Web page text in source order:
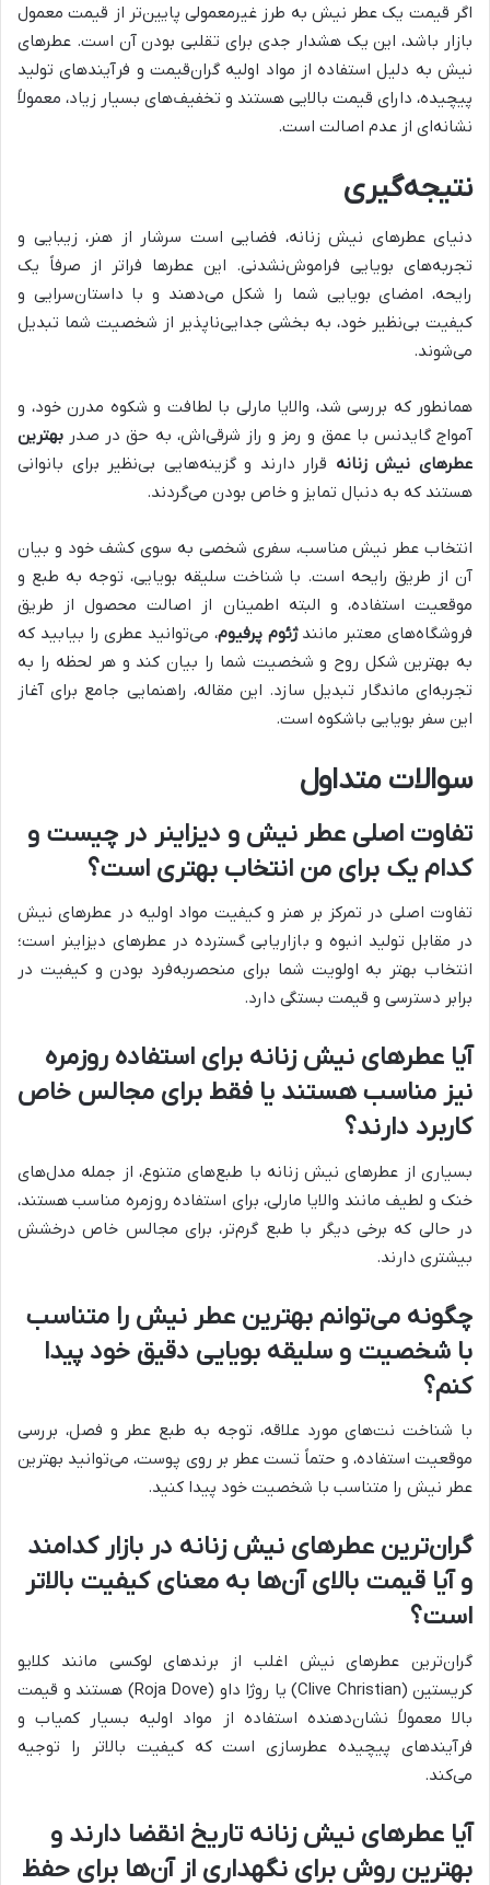
اگر قیمت یک عطر نیش به طرز غیرمعمولی پایین‌تر از قیمت معمول
بازار باشد، این یک هشدار جدی برای تقلبی بودن آن است. عطرهای
نیش به دلیل استفاده از مواد اولیه گران‌قیمت و فرآیندهای تولید
پیچیده، دارای قیمت بالایی هستند و تخفیف‌های بسیار زیاد، معمولاً
نشانه‌ای از عدم اصالت است.
نتیجه‌گیری
دنیای عطرهای نیش زنانه، فضایی است سرشار از هنر، زیبایی و
تجربه‌های بویایی فراموش‌نشدنی. این عطرها فراتر از صرفاً یک
رایحه، امضای بویایی شما را شکل می‌دهند و با داستان‌سرایی و
کیفیت بی‌نظیر خود، به بخشی جدایی‌ناپذیر از شخصیت شما تبدیل
می‌شوند.
همانطور که بررسی شد، والایا مارلی با لطافت و شکوه مدرن خود، و
آمواج گایدنس با عمق و رمز و راز شرقی‌اش، به حق در صدر بهترین
عطرهای نیش زنانه قرار دارند و گزینه‌هایی بی‌نظیر برای بانوانی
هستند که به دنبال تمایز و خاص بودن می‌گردند.
انتخاب عطر نیش مناسب، سفری شخصی به سوی کشف خود و بیان
آن از طریق رایحه است. با شناخت سلیقه بویایی، توجه به طبع و
موقعیت استفاده، و البته اطمینان از اصالت محصول از طریق
فروشگاه‌های معتبر مانندژئوم پرفیوم، می‌توانید عطری را بیابید که
به بهترین شکل روح و شخصیت شما را بیان کند و هر لحظه را به
تجربه‌ای ماندگار تبدیل سازد. این مقاله، راهنمایی جامع برای آغاز
این سفر بویایی باشکوه است.
سوالات متداول
تفاوت اصلی عطر نیش و دیزاینر در چیست و
کدام یک برای من انتخاب بهتری است؟
تفاوت اصلی در تمرکز بر هنر و کیفیت مواد اولیه در عطرهای نیش
در مقابل تولید انبوه و بازاریابی گسترده در عطرهای دیزاینر است؛
انتخاب بهتر به اولویت شما برای منحصر‌به‌فرد بودن و کیفیت در
برابر دسترسی و قیمت بستگی دارد.
آیا عطرهای نیش زنانه برای استفاده روزمره
نیز مناسب هستند یا فقط برای مجالس خاص
کاربرد دارند؟
بسیاری از عطرهای نیش زنانه با طبع‌های متنوع، از جمله مدل‌های
خنک و لطیف مانند والایا مارلی، برای استفاده روزمره مناسب هستند،
در حالی که برخی دیگر با طبع گرم‌تر، برای مجالس خاص درخشش
بیشتری دارند.
چگونه می‌توانم بهترین عطر نیش را متناسب
با شخصیت و سلیقه بویایی دقیق خود پیدا
کنم؟
با شناخت نت‌های مورد علاقه، توجه به طبع عطر و فصل، بررسی
موقعیت استفاده، و حتماً تست عطر بر روی پوست، می‌توانید بهترین
عطر نیش را متناسب با شخصیت خود پیدا کنید.
گران‌ترین عطرهای نیش زنانه در بازار کدامند
و آیا قیمت بالای آن‌ها به معنای کیفیت بالاتر
است؟
گران‌ترین عطرهای نیش اغلب از برندهای لوکسی مانند کلایو
کریستین (Clive Christian) یا روژا داو (Roja Dove) هستند و قیمت
بالا معمولاً نشان‌دهنده استفاده از مواد اولیه بسیار کمیاب و
فرآیندهای پیچیده عطرسازی است که کیفیت بالاتر را توجیه
می‌کند.
آیا عطرهای نیش زنانه تاریخ انقضا دارند و
بهترین روش برای نگهداری از آن‌ها برای حفظ